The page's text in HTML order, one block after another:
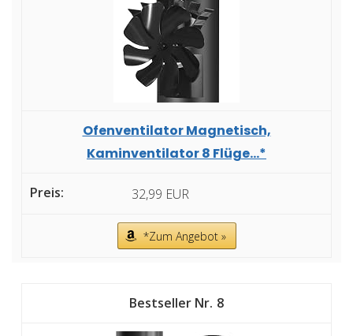
Ofenventilator Magnetisch,
Kaminventilator 8 Flüge...*
32,99 EUR
*Zum Angebot »
8